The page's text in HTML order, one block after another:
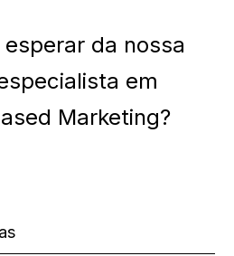
da nossa
em
Marketing?